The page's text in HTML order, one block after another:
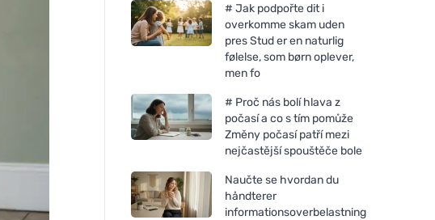
# Jak podpořte dit i
overkomme skam uden
pres Stud er en naturlig
følelse, som børn oplever,
men fo
# Proč nás bolí hlava z
počasí a co s tím pomůže
Změny počasí patří mezi
nejčastější spouštěče bole
Naučte se hvordan du
håndterer
informationsoverbelastning